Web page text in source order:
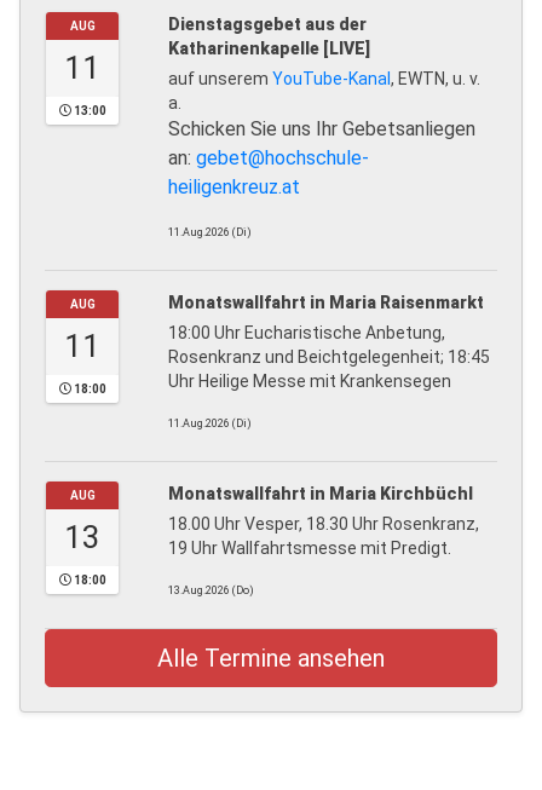
AUG
11
13:00
Dienstagsgebet aus der
Katharinenkapelle [LIVE]
auf unserem YouTube-Kanal, EWTN, u. v.
a.
Schicken Sie uns Ihr Gebetsanliegen
an: gebet@hochschule-
heiligenkreuz.at
11.Aug.2026 (Di)
AUG
11
18:00
Monatswallfahrt in Maria Raisenmarkt
18:00 Uhr Eucharistische Anbetung,
Rosenkranz und Beichtgelegenheit; 18:45
Uhr Heilige Messe mit Krankensegen
11.Aug.2026 (Di)
AUG
13
18:00
Monatswallfahrt in Maria Kirchbüchl
18.00 Uhr Vesper, 18.30 Uhr Rosenkranz,
19 Uhr Wallfahrtsmesse mit Predigt.
13.Aug.2026 (Do)
Alle Termine ansehen